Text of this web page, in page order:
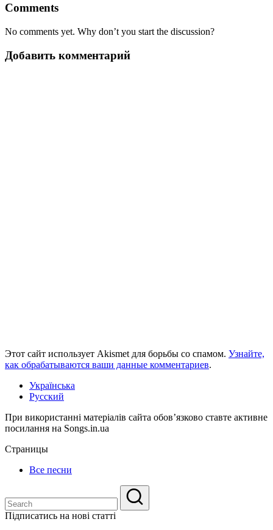
Comments
No comments yet. Why don’t you start the discussion?
Добавить комментарий
Этот сайт использует Akismet для борьбы со спамом. Узнайте,
как обрабатываются ваши данные комментариев.
Українська
Русский
При використанні матеріалів сайта обов’язково ставте активне
посилання на Songs.in.ua
Страницы
Все песни
Підписатись на нові статті